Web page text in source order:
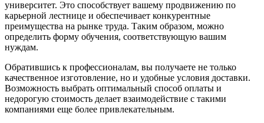
университет. Это способствует вашему продвижению по
карьерной лестнице и обеспечивает конкурентные
преимущества на рынке труда. Таким образом, можно
определить форму обучения, соответствующую вашим
нуждам.
Обратившись к профессионалам, вы получаете не только
качественное изготовление, но и удобные условия доставки.
Возможность выбрать оптимальный способ оплаты и
недорогую стоимость делает взаимодействие с такими
компаниями еще более привлекательным.